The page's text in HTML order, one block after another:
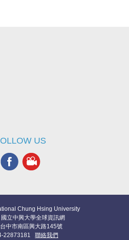
US
Chung Hsing University
立中興大學全球資訊網
中市南區興大路145號
22873181 聯絡我們